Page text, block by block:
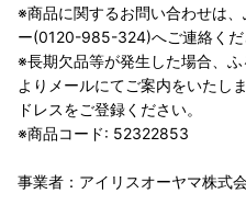
※商品に関するお問い合わせは
ー(0120-985-324)へご連絡くだ
※長期欠品等が発生した場合、
よりメールにてご案内をいたし
ドレスをご登録ください。
※商品コード: 52322853
事業者：アイリスオーヤマ株式